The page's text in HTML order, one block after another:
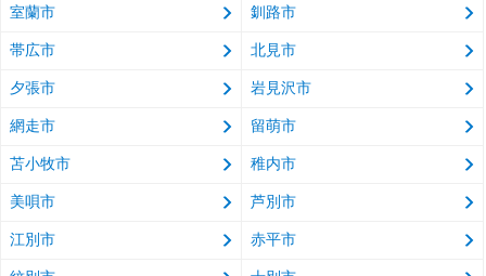
室蘭市 釧路市
帯広市 北見市
夕張市 岩見沢市
網走市 留萌市
苫小牧市 稚内市
美唄市 芦別市
江別市 赤平市